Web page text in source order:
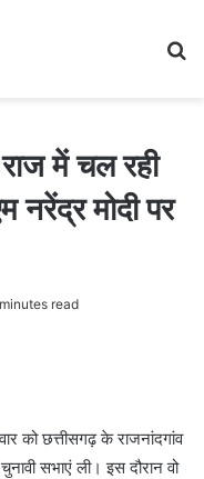
में चल रही
नरेंद्र मोदी पर
read
को छत्तीसगढ़ के राजनांदगांव
सभाएं ली। इस दौरान वो